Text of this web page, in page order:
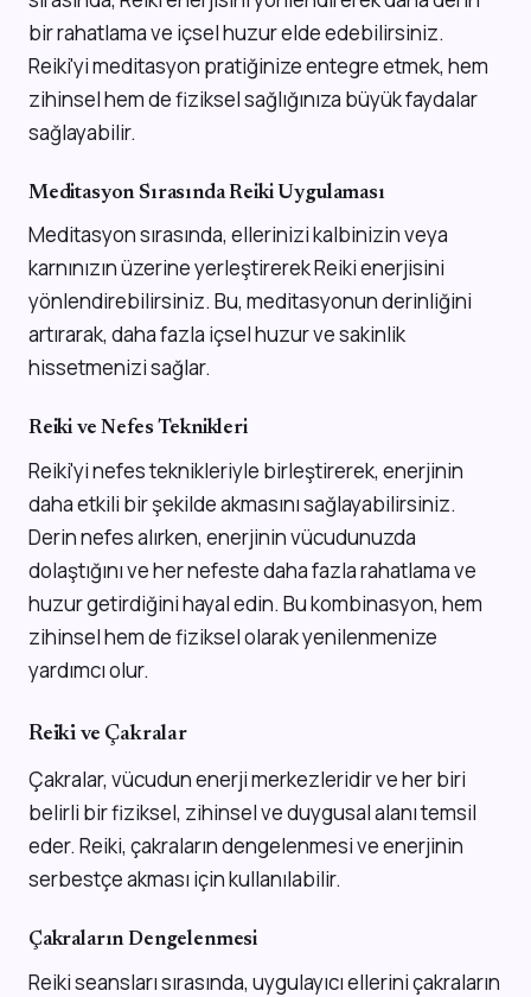
bir rahatlama ve içsel huzur elde edebilirsiniz.
Reiki'yi meditasyon pratiğinize entegre etmek, hem
zihinsel hem de fiziksel sağlığınıza büyük faydalar
sağlayabilir.
Meditasyon Sırasında Reiki Uygulaması
Meditasyon sırasında, ellerinizi kalbinizin veya
karnınızın üzerine yerleştirerek Reiki enerjisini
yönlendirebilirsiniz. Bu, meditasyonun derinliğini
artırarak, daha fazla içsel huzur ve sakinlik
hissetmenizi sağlar.
Reiki ve Nefes Teknikleri
Reiki'yi nefes teknikleriyle birleştirerek, enerjinin
daha etkili bir şekilde akmasını sağlayabilirsiniz.
Derin nefes alırken, enerjinin vücudunuzda
dolaştığını ve her nefeste daha fazla rahatlama ve
huzur getirdiğini hayal edin. Bu kombinasyon, hem
zihinsel hem de fiziksel olarak yenilenmenize
yardımcı olur.
Reiki ve Çakralar
Çakralar, vücudun enerji merkezleridir ve her biri
belirli bir fiziksel, zihinsel ve duygusal alanı temsil
eder. Reiki, çakraların dengelenmesi ve enerjinin
serbestçe akması için kullanılabilir.
Çakraların Dengelenmesi
Reiki seansları sırasında, uygulayıcı ellerini çakraların